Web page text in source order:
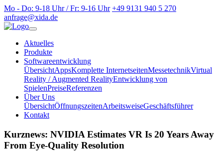
Mo - Do: 9-18 Uhr / Fr: 9-16 Uhr +49 9131 940 5 270
anfrage@xida.de
Aktuelles
Produkte
Softwareentwicklung
ÜbersichtAppsKomplette InternetseitenMessetechnikVirtual
Reality / Augmented RealityEntwicklung von
SpielenPreiseReferenzen
Über Uns
ÜbersichtÖffnungszeitenArbeitsweiseGeschäftsführer
Kontakt
Kurznews: NVIDIA Estimates VR Is 20 Years Away
From Eye-Quality Resolution